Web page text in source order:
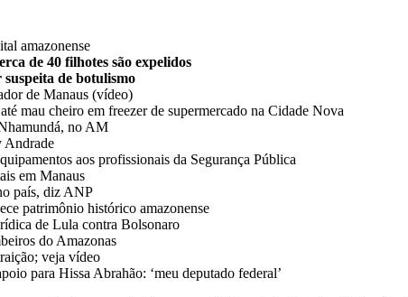
amazonense
de 40 filhotes são expelidos
de botulismo
de Manaus (vídeo)
mau cheiro em freezer de supermercado na Cidade Nova
no AM
Andrade
aos profissionais da Segurança Pública
em Manaus
país, diz ANP
patrimônio histórico amazonense
de Lula contra Bolsonaro
do Amazonas
veja vídeo
para Hissa Abrahão: ‘meu deputado federal’